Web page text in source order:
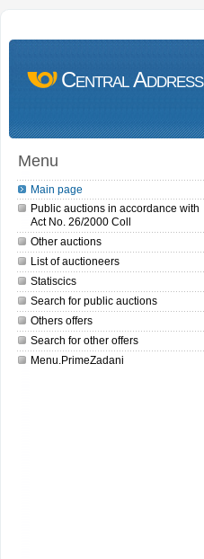
Central Address
Menu
Main page
Public auctions in accordance with
Act No. 26/2000 Coll
Other auctions
List of auctioneers
Statiscics
Search for public auctions
Others offers
Search for other offers
Menu.PrimeZadani